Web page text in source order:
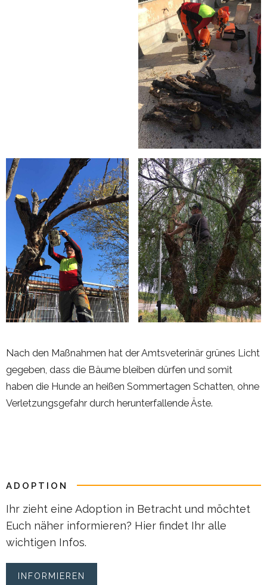
Nach den Maßnahmen hat der Amtsveterinär grünes Licht
gegeben, dass die Bäume bleiben dürfen und somit
haben die Hunde an heißen Sommertagen Schatten, ohne
Verletzungsgefahr durch herunterfallende Äste.
ADOPTION
Ihr zieht eine Adoption in Betracht und möchtet
Euch näher informieren? Hier findet Ihr alle
wichtigen Infos.
INFORMIEREN